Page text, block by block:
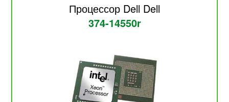
Процессор Dell Dell
374-14550r